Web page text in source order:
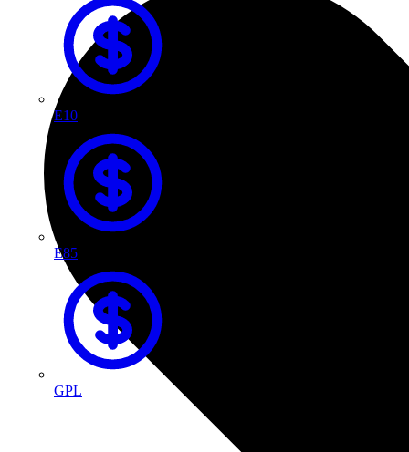
E10
E85
GPL